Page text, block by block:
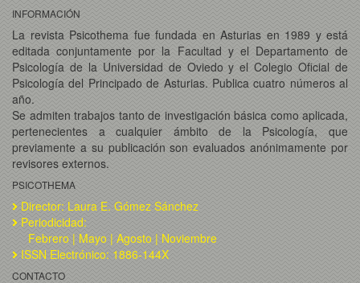
INFORMACIÓN
La revista Psicothema fue fundada en Asturias en 1989 y está
editada conjuntamente por la Facultad y el Departamento de
Psicología de la Universidad de Oviedo y el Colegio Oficial de
Psicología del Principado de Asturias. Publica cuatro números al
año.
Se admiten trabajos tanto de investigación básica como aplicada,
pertenecientes a cualquier ámbito de la Psicología, que
previamente a su publicación son evaluados anónimamente por
revisores externos.
PSICOTHEMA
Director: Laura E. Gómez Sánchez
Periodicidad:
Febrero | Mayo | Agosto | Noviembre
ISSN Electrónico: 1886-144X
CONTACTO